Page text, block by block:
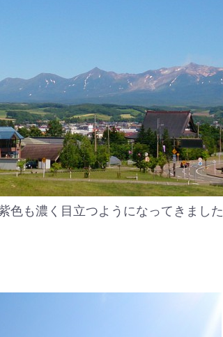
色も濃く目立つようになってきました